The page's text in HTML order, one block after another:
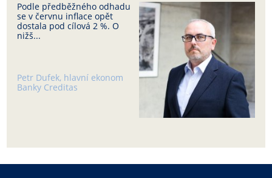
Podle předběžného odhadu
se v červnu inflace opět
dostala pod cílová 2 %. O
nižš...
Petr Dufek, hlavní ekonom
Banky Creditas